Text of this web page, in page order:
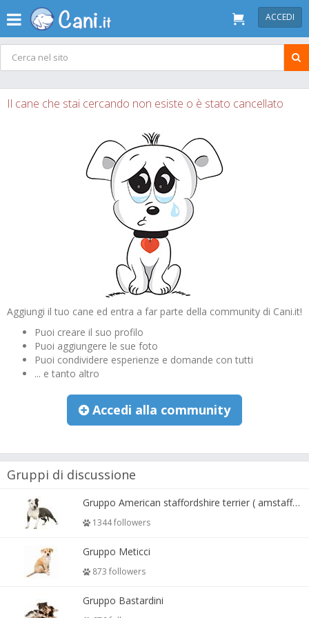
ACCEDI
Il cane che stai cercando non esiste o è stato cancellato
Aggiungi il tuo cane ed entra a far parte della community di Cani.it!
Puoi creare il suo profilo
Puoi aggiungere le sue foto
Puoi condividere esperienze e domande con tutti
... e tanto altro
Accedi alla community
Gruppi di discussione
Gruppo American staffordshire terrier ( amstaff, amastaff )
1344 followers
Gruppo Meticci
873 followers
Gruppo Bastardini